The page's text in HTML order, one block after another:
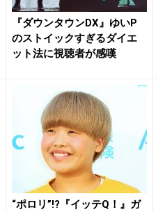
『ダウンタウンDX』ゆいP
のストイックすぎるダイエ
ット法に視聴者が感嘆
“ポロリ”!?『イッテQ！』ガ